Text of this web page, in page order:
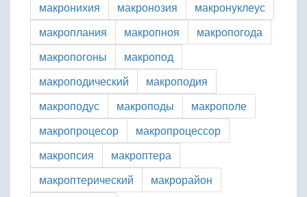
макронихия
макронозия
макронуклеус
макроплания
макропноя
макропогода
макропогоны
макропод
макроподический
макроподия
макроподус
макроподы
макрополе
макропроцесор
макропроцессор
макропсия
макроптера
макроптерический
макрорайон